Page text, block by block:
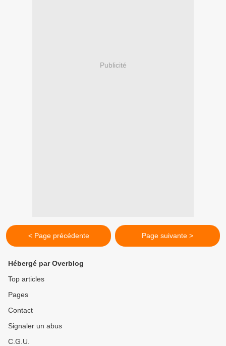
Publicité
< Page précédente Page suivante >
Hébergé par Overblog
Top articles
Pages
Contact
Signaler un abus
C.G.U.